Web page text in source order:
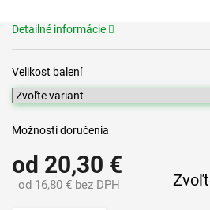
od 20,30 €
od 16,80 € bez DPH
Velikost balení
Možnosti doručenia
Detailné informácie